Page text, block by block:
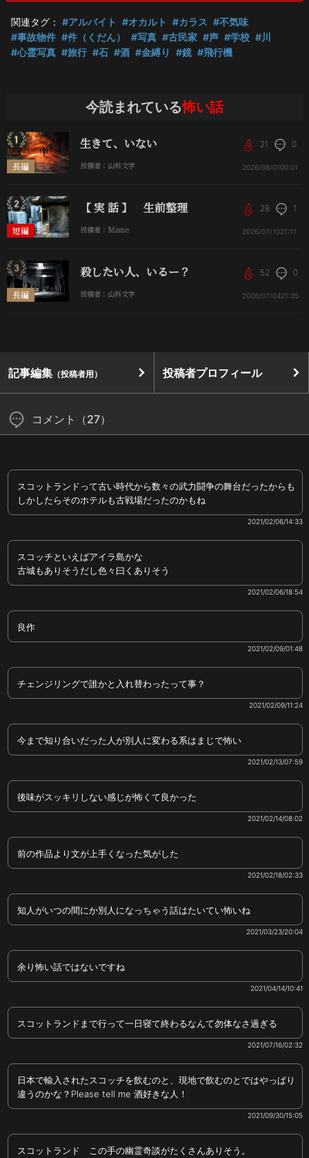
関連タグ： #アルバイト #オカルト #カラス #不気味
#事故物件 #件（くだん） #写真 #古民家 #声 #学校 #川
#心霊写真 #旅行 #石 #酒 #金縛り #鏡 #飛行機
今読まれている怖い話
長編
生きて、いない
投稿者：山科文字
21 0
2026/08/01 00:01
短編
【 実 話 】 生前整理
投稿者：Mame
28 1
2026/07/1021:11
長編
殺したい人、いるー？
投稿者：山科文字
52 0
2026/07/0421:35
記事編集 （投稿者用） 投稿者プロフィール
コメント（27）
スコットランドって古い時代から数々の武力闘争の舞台だったからも
しかしたらそのホテルも古戦場だったのかもね
2021/02/06/14:33
スコッチといえばアイラ島かな
古城もありそうだし色々曰くありそう
2021/02/06/18:54
良作
2021/02/09/01:48
チェンジリングで誰かと入れ替わったって事？
2021/02/09/11:24
今まで知り合いだった人が別人に変わる系はまじで怖い
2021/02/13/07:59
後味がスッキリしない感じが怖くて良かった
2021/02/14/08:02
前の作品より文が上手くなった気がした
2021/02/18/02:33
知人がいつの間にか別人になっちゃう話はたいてい怖いね
2021/03/23/20:04
余り怖い話ではないですね
2021/04/14/10:41
スコットランドまで行って一日寝て終わるなんて勿体なさ過ぎる
2021/07/16/02:32
日本で輸入されたスコッチを飲むのと、現地で飲むのとではやっぱり
違うのかな？Please tell me 酒好きな人！
2021/09/30/15:05
スコットランド この手の幽霊奇談がたくさんありそう。